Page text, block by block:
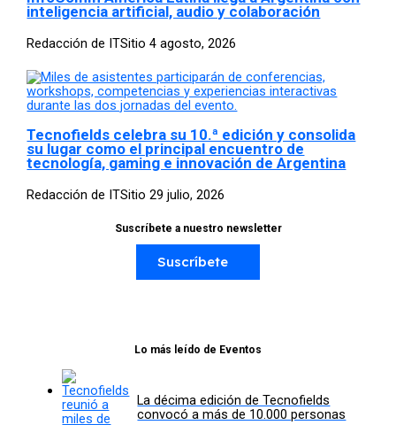
inteligencia artificial, audio y colaboración
Redacción de ITSitio4 agosto, 2026
Tecnofields celebra su 10.ª edición y consolida
su lugar como el principal encuentro de
tecnología, gaming e innovación de Argentina
Redacción de ITSitio29 julio, 2026
Suscríbete a nuestro newsletter
Suscríbete
Lo más leído de Eventos
La décima edición de Tecnofields
convocó a más de 10.000 personas